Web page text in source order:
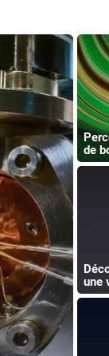
de
une